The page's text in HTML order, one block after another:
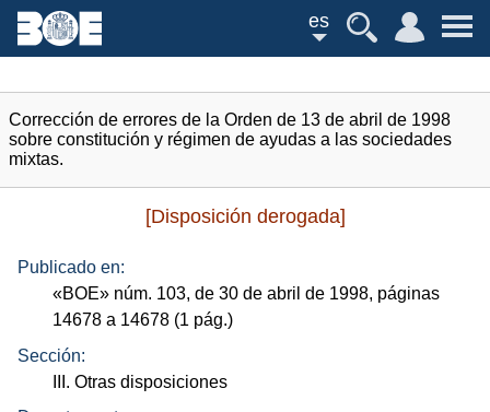
es
Corrección de errores de la Orden de 13 de abril de 1998
sobre constitución y régimen de ayudas a las sociedades
mixtas.
[Disposición derogada]
Publicado en:
«BOE» núm. 103, de 30 de abril de 1998, páginas
14678 a 14678 (1 pág.)
Sección:
III. Otras disposiciones